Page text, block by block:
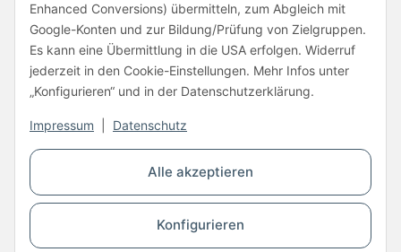
Alle akzeptieren
Konfigurieren
Enhanced Conversions) übermitteln, zum Abgleich mit
Google-Konten und zur Bildung/Prüfung von Zielgruppen.
Es kann eine Übermittlung in die USA erfolgen. Widerruf
jederzeit in den Cookie-Einstellungen. Mehr Infos unter
„Konfigurieren“ und in der Datenschutzerklärung.
Impressum Datenschutz
Unsere Partner
Vertrag widerrufen
* Alle Preise inkl. gesetzlicher USt., zzgl.Versand
© Copyright © 2026 www.kartons24.de
BB-Verpackungen GmbH
- Brendelweg 167, 27755 Delmenhorst - Telefon: